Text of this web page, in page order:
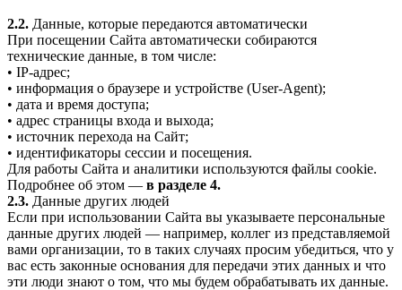
2.2. Данные, которые передаются автоматически
При посещении Сайта автоматически собираются
технические данные, в том числе:
• IP-адрес;
• информация о браузере и устройстве (User-Agent);
• дата и время доступа;
• адрес страницы входа и выхода;
• источник перехода на Сайт;
• идентификаторы сессии и посещения.
Для работы Сайта и аналитики используются файлы cookie.
Подробнее об этом — в разделе 4.
2.3. Данные других людей
Если при использовании Сайта вы указываете персональные
данные других людей — например, коллег из представляемой
вами организации, то в таких случаях просим убедиться, что у
вас есть законные основания для передачи этих данных и что
эти люди знают о том, что мы будем обрабатывать их данные.